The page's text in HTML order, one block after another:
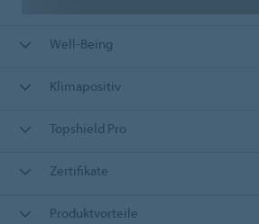
Well-Being
Klimapositiv
Topshield Pro
Zertifikate
Produktvorteile